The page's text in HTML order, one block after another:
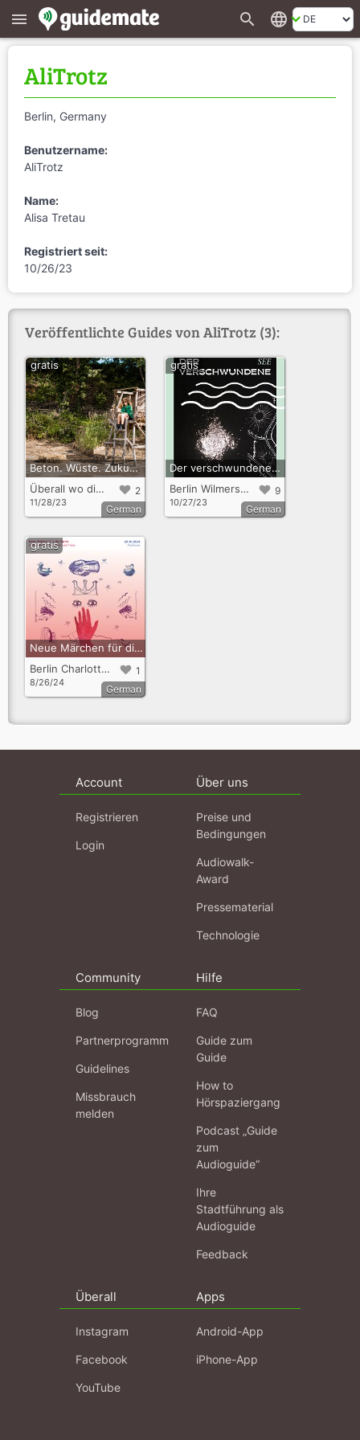
menu search language
AliTrotz
Berlin, Germany
Benutzername:
AliTrotz
Name:
Alisa Tretau
Registriert seit:
10/26/23
Veröffentlichte Guides von AliTrotz (3):
Beton. Wüste. Zukunft. Interaktives Hörspiel im Angesicht der Klimakrise.
2
Überall wo die Klimakrise erfahrbar ist
11/28/23
gratis
German
Der verschwundene See - Audiowalk zum Wilmersdorfer See
9
Berlin Wilmersdorf
10/27/23
gratis
German
Neue Märchen für die Spree
1
Berlin Charlottenburg
8/26/24
gratis
German
Account
Registrieren
Login
Über uns
Preise und
Bedingungen
Audiowalk-
Award
Pressematerial
Technologie
Community
Blog
Partnerprogramm
Guidelines
Missbrauch
melden
Hilfe
FAQ
Guide zum
Guide
How to
Hörspaziergang
Podcast „Guide
zum
Audioguide“
Ihre
Stadtführung als
Audioguide
Feedback
Überall
Instagram
Facebook
YouTube
Apps
Android-App
iPhone-App